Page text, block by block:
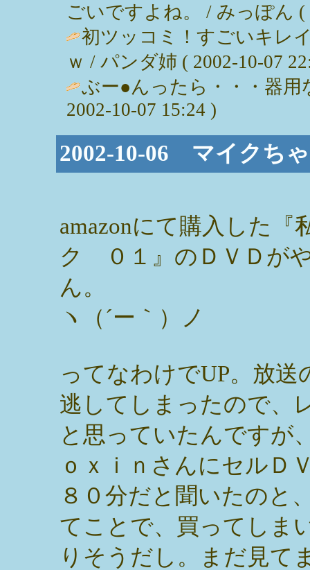
ごいですよね。 / みっぽん (
初ツッコミ！すごいキレ
ｗ / パンダ姉 ( 2002-10-07
ぶー●んったら・・・器
2002-10-07 15:24 )
2002-10-06 マイクち
amazonにて購入した『
ク ０１』のＤＶＤが
ん。
ヽ（´ー｀）ノ
ってなわけでUP。放送
逃してしまったので、
と思っていたんですが
ｏｘｉｎさんにセルＤ
８０分だと聞いたのと
てことで、買ってしま
りそうだし。まだ見て